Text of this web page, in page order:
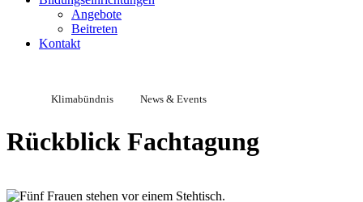
Angebote
Beitreten
Kontakt
Klimabündnis News & Events
Rückblick Fachtagung